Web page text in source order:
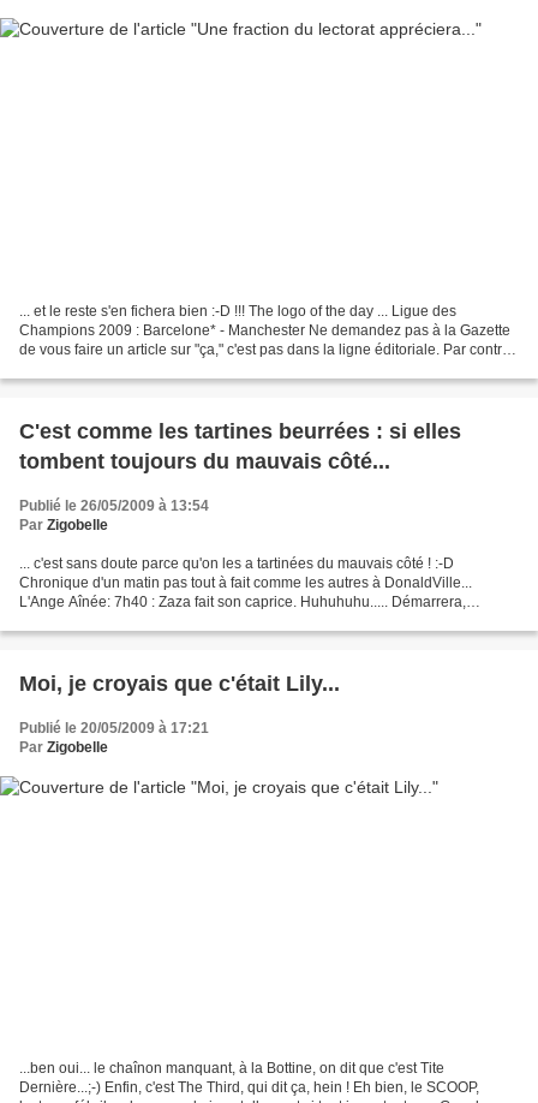
... et le reste s'en fichera bien :-D !!! The logo of the day ... Ligue des
Champions 2009 : Barcelone* - Manchester Ne demandez pas à la Gazette
de vous faire un article sur "ça," c'est pas dans la ligne éditoriale. Par contre,
C'est comme les tartines beurrées : si elles
tombent toujours du mauvais côté...
Publié le 26/05/2009 à 13:54
Par Zigobelle
... c'est sans doute parce qu'on les a tartinées du mauvais côté ! :-D
Chronique d'un matin pas tout à fait comme les autres à DonaldVille...
L'Ange Aînée: 7h40 : Zaza fait son caprice. Huhuhuhu..... Démarrera,
Moi, je croyais que c'était Lily...
Publié le 20/05/2009 à 17:21
Par Zigobelle
...ben oui... le chaînon manquant, à la Bottine, on dit que c'est Tite
Dernière...;-) Enfin, c'est The Third, qui dit ça, hein ! Eh bien, le SCOOP,